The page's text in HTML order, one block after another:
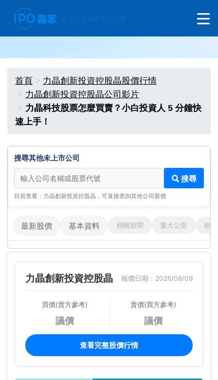
首頁
力晶創新投資控股晶股價行情
力晶創新投資控股晶公司影片
力晶科技股票怎麼買賣？小白投資人 5 分鐘快
速上手！
搜尋其他未上市公司
搜尋其他未上市公司
搜尋
目前查看：力晶創新投資控股晶，可直接查詢其他公司股價
最新股價 基本資料 相關新聞 重大公告 相
力晶創新投資控股晶 報價日期：2026/08/09
買價(賣方參考)
議價
賣價(買方參考)
議價
查看完整股價行情